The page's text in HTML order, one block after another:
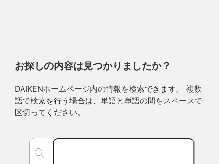
お探しの内容は見つかりましたか？
DAIKENホームページ内の情報を検索できます。 複数
語で検索を行う場合は、単語と単語の間をスペースで
区切ってください。